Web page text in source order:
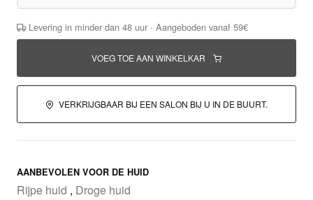
Levering in minder dan 48 uur · Aangeboden vanaf 59€
VOEG TOE AAN WINKELKAR
VERKRIJGBAAR BIJ EEN SALON BIJ U IN DE BUURT.
AANBEVOLEN VOOR DE HUID
Rijpe huid , Droge huid